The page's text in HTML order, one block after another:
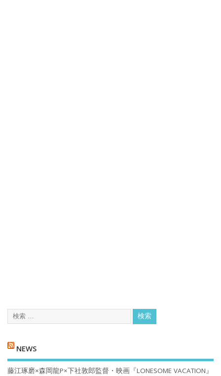
NEWS
藤江琢磨×森岡龍P×下社敦郎監督・映画『LONESOME VACATION』